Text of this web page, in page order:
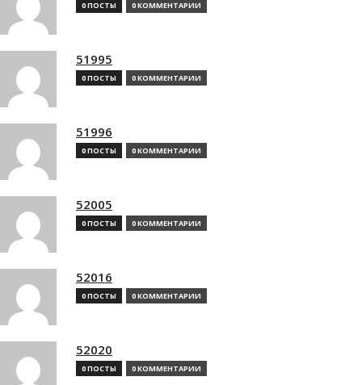
0 ПОСТЫ 0 КОММЕНТАРИИ
51995
0 ПОСТЫ 0 КОММЕНТАРИИ
51996
0 ПОСТЫ 0 КОММЕНТАРИИ
52005
0 ПОСТЫ 0 КОММЕНТАРИИ
52016
0 ПОСТЫ 0 КОММЕНТАРИИ
52020
0 ПОСТЫ 0 КОММЕНТАРИИ